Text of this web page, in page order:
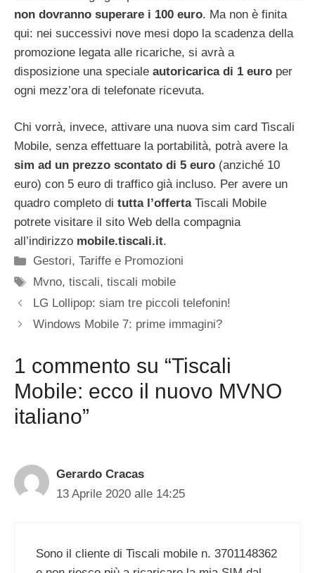
non dovranno superare i 100 euro. Ma non è finita
qui: nei successivi nove mesi dopo la scadenza della
promozione legata alle ricariche, si avrà a
disposizione una speciale autoricarica di 1 euro per
ogni mezz’ora di telefonate ricevuta.
Chi vorrà, invece, attivare una nuova sim card Tiscali
Mobile, senza effettuare la portabilità, potrà avere la
sim ad un prezzo scontato di 5 euro (anziché 10
euro) con 5 euro di traffico già incluso. Per avere un
quadro completo di tutta l’offertaTiscali Mobile
potrete visitare il sito Web della compagnia
all’indirizzo mobile.tiscali.it.
Categorie
Gestori,Tariffe e Promozioni
Tag
Mvno,tiscali,tiscali mobile
LG Lollipop: siam tre piccoli telefonin!
Windows Mobile 7: prime immagini?
1 commento su “Tiscali
Mobile: ecco il nuovo MVNO
italiano”
Gerardo Cracas
13 Aprile 2020 alle 14:25
Sono il cliente di Tiscali mobile n. 3701148362